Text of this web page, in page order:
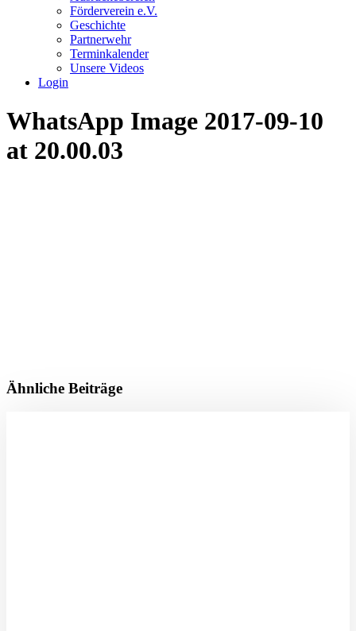
Förderverein e.V.
Geschichte
Partnerwehr
Terminkalender
Unsere Videos
Login
WhatsApp Image 2017-09-10
at 20.00.03
Ähnliche Beiträge